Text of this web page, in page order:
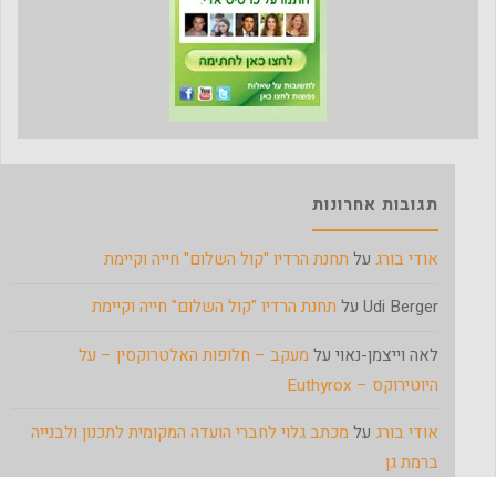
תגובות אחרונות
אודי בורג על תחנת הרדיו "קול השלום" חייה וקיימת
Udi Berger על תחנת הרדיו "קול השלום" חייה וקיימת
לאה וייצמן-נאוי על מעקב – חלופות האלטרוקסין – על
היוטירוקס – Euthyrox
אודי בורג על מכתב גלוי לחברי הועדה המקומית לתכנון ולבנייה
ברמת גן